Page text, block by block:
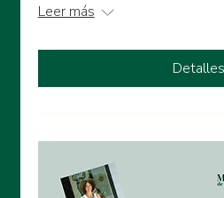
Leer más
Detalles